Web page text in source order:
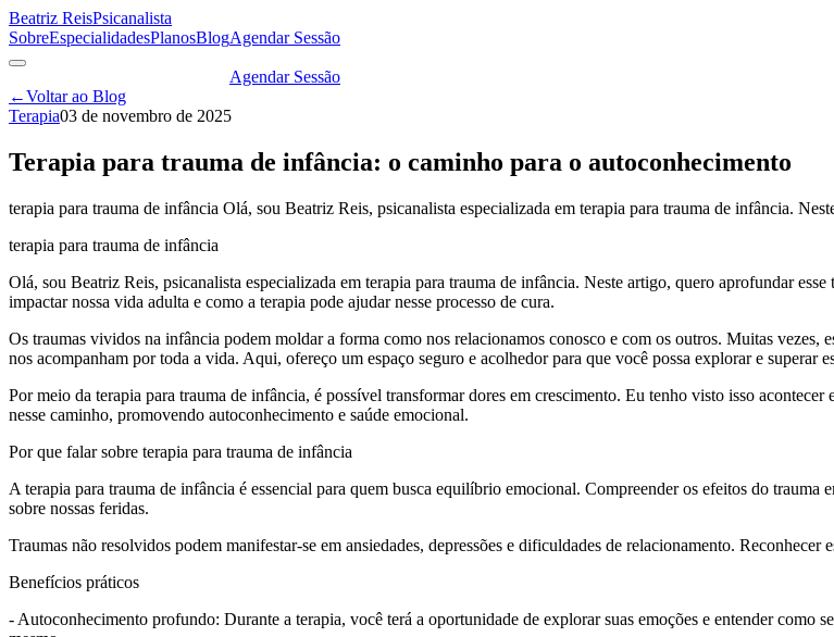
Beatriz ReisPsicanalista
SobreEspecialidadesPlanosBlogAgendar Sessão
Agendar Sessão
←Voltar ao Blog
Terapia03 de novembro de 2025
Terapia para trauma de infância: o caminho para o autoconhecimento
terapia para trauma de infância Olá, sou Beatriz Reis, psicanalista especializada em terapia para trauma de infância.
terapia para trauma de infância
Olá, sou Beatriz Reis, psicanalista especializada em terapia para trauma de infância. Neste artigo, quero aprofundar
impactar nossa vida adulta e como a terapia pode ajudar nesse processo de cura.
Os traumas vividos na infância podem moldar a forma como nos relacionamos conosco e com os outros. Muitas vezes,
nos acompanham por toda a vida. Aqui, ofereço um espaço seguro e acolhedor para que você possa explorar e superar
Por meio da terapia para trauma de infância, é possível transformar dores em crescimento. Eu tenho visto isso
nesse caminho, promovendo autoconhecimento e saúde emocional.
Por que falar sobre terapia para trauma de infância
A terapia para trauma de infância é essencial para quem busca equilíbrio emocional. Compreender os efeitos do
sobre nossas feridas.
Traumas não resolvidos podem manifestar-se em ansiedades, depressões e dificuldades de relacionamento.
Benefícios práticos
- Autoconhecimento profundo: Durante a terapia, você terá a oportunidade de explorar suas emoções e entender como